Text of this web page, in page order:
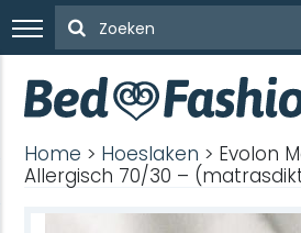
Home > Hoeslaken > Evolon
Allergisch 70/30 –